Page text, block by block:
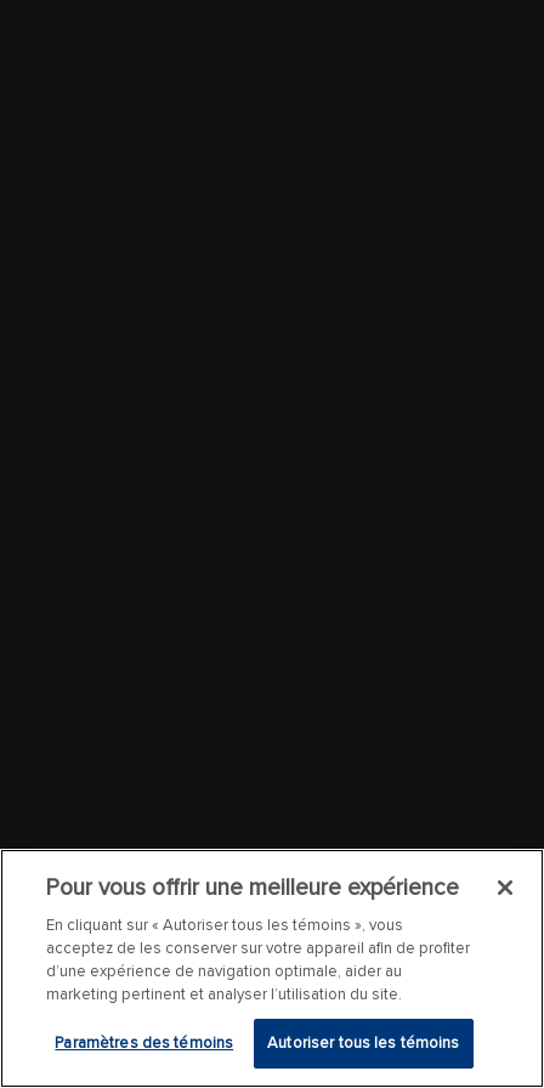
Pour vous offrir une meilleure expérience
En cliquant sur « Autoriser tous les témoins », vous
acceptez de les conserver sur votre appareil afin de profiter
d’une expérience de navigation optimale, aider au
marketing pertinent et analyser l’utilisation du site.
Paramètres des témoins Autoriser tous les témoins